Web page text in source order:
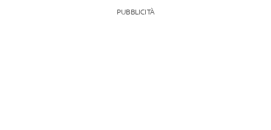
PUBBLICITÀ